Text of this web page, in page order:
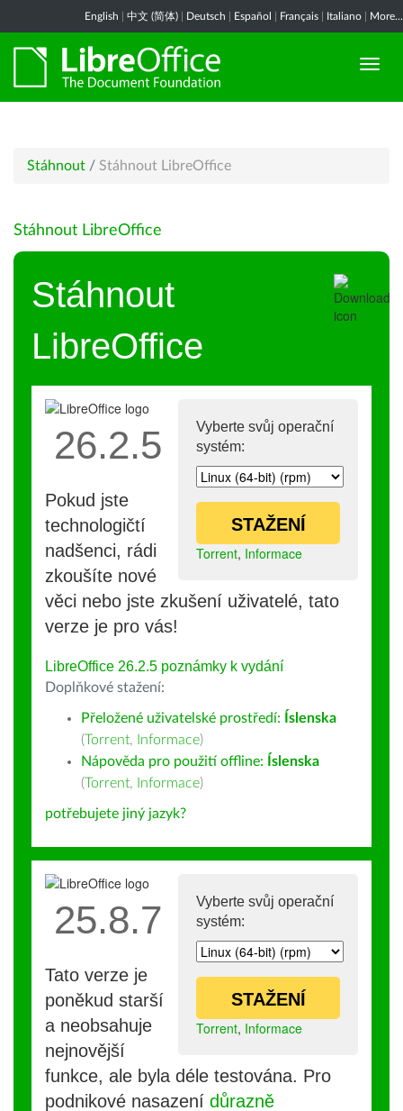
English 中文 (简体) Deutsch Español Français Italiano More...
Stáhnout / Stáhnout LibreOffice
Stáhnout LibreOffice
Stáhnout
LibreOffice
Vyberte svůj operační
systém:
STAŽENÍ
Torrent, Informace
26.2.5
Pokud jste
technologičtí
nadšenci, rádi
zkoušíte nové
věci nebo jste zkušení uživatelé, tato
verze je pro vás!
LibreOffice 26.2.5 poznámky k vydání
Doplňkové stažení:
Přeložené uživatelské prostředí:
Íslenska
(Torrent, Informace)
Nápověda pro použití offline:
Íslenska
(Torrent, Informace)
potřebujete jiný jazyk?
Vyberte svůj operační
systém:
STAŽENÍ
Torrent, Informace
25.8.7
Tato verze je
poněkud starší
a neobsahuje
nejnovější
funkce, ale byla déle testována. Pro
podnikové nasazení důrazně